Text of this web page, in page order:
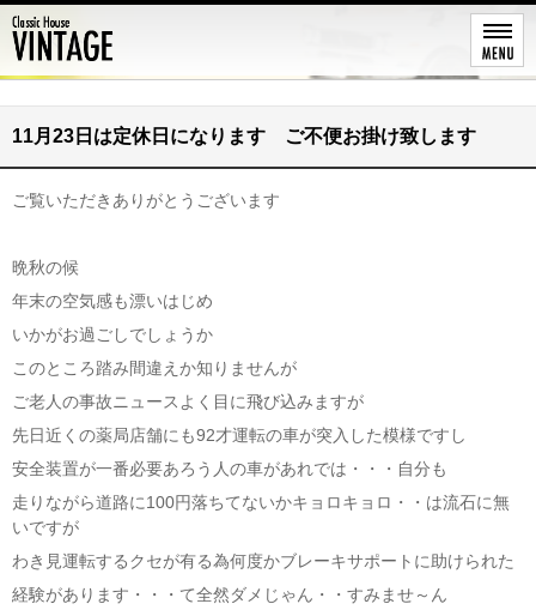
レストア
11月23日は定休日になります ご不便お掛け致します
ご覧いただきありがとうございます
晩秋の候
年末の空気感も漂いはじめ
いかがお過ごしでしょうか
このところ踏み間違えか知りませんが
ご老人の事故ニュースよく目に飛び込みますが
先日近くの薬局店舗にも92才運転の車が突入した模様ですし
安全装置が一番必要あろう人の車があれでは・・・自分も
走りながら道路に100円落ちてないかキョロキョロ・・は流石に無
いですが
わき見運転するクセが有る為何度かブレーキサポートに助けられた
経験があります・・・て全然ダメじゃん・・すみませ～ん